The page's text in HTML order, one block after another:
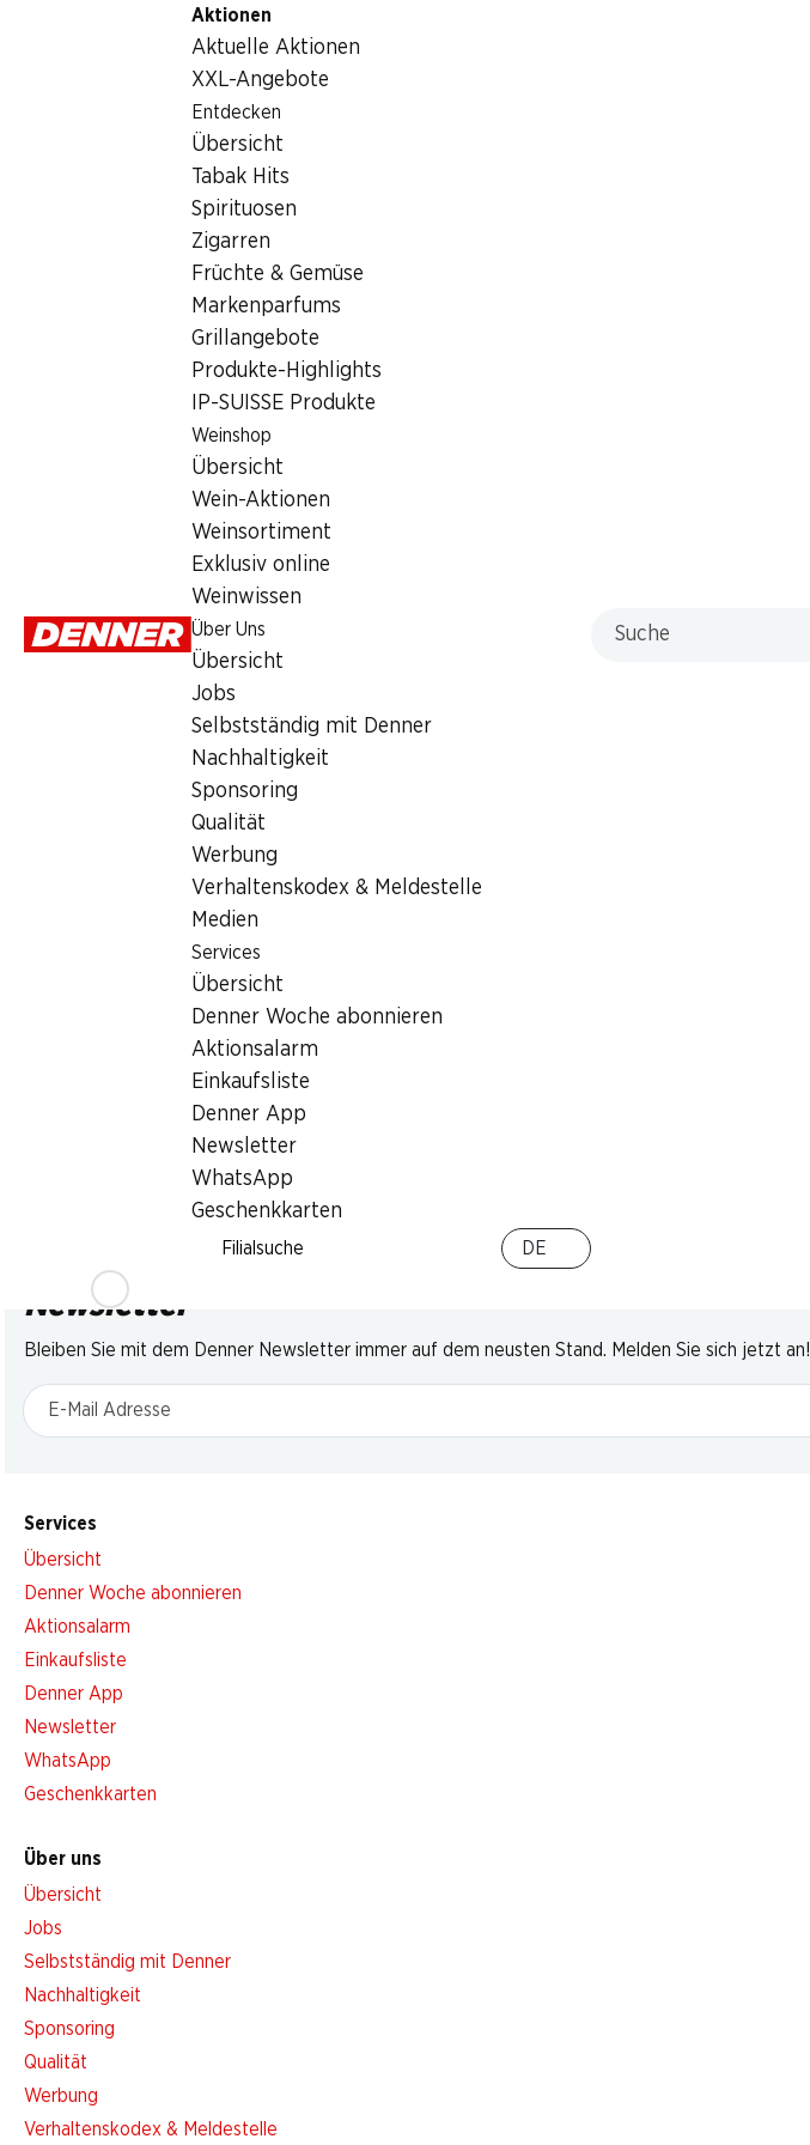
Aktionen
Aktuelle Aktionen
XXL-Angebote
Entdecken
Übersicht
Tabak Hits
Spirituosen
Zigarren
Früchte & Gemüse
Markenparfums
Grillangebote
Produkte-Highlights
IP-SUISSE Produkte
Weinshop
Übersicht
Wein-Aktionen
Weinsortiment
Exklusiv online
Weinwissen
Über Uns
Übersicht
Jobs
Selbstständig mit Denner
Nachhaltigkeit
Sponsoring
Qualität
Werbung
Verhaltenskodex & Meldestelle
Medien
Services
Übersicht
Denner Woche abonnieren
Aktionsalarm
Einkaufsliste
Denner App
Newsletter
WhatsApp
Geschenkkarten
Filialsuche DE
Lebensmittel Schokolade/Süsses
Zile Blech-Eili
1020267
Was andere Kunden kaufen
23%
4.95 statt 6.50
Snickers
10 Stück, 500 g
Mulino Bianco Pan
Newsletter
Bleiben Sie mit dem Denner Newsletter immer auf dem neusten Stand. Melden Sie sich jetzt an!
E-Mail Adresse
Services
Übersicht
Denner Woche abonnieren
Aktionsalarm
Einkaufsliste
Denner App
Newsletter
WhatsApp
Geschenkkarten
Über uns
Übersicht
Jobs
Selbstständig mit Denner
Nachhaltigkeit
Sponsoring
Qualität
Werbung
Verhaltenskodex & Meldestelle